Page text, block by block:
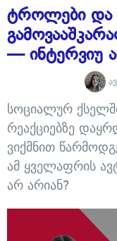
ტროლები და
— ინტერვიუ
სოციალურ
რეაქციებზე
ვიქმნით
ამ ყველაფრის
არ არიან?